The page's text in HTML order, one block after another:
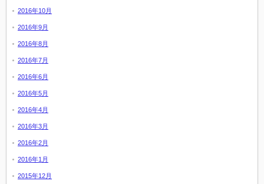
2016年10月
2016年9月
2016年8月
2016年7月
2016年6月
2016年5月
2016年4月
2016年3月
2016年2月
2016年1月
2015年12月